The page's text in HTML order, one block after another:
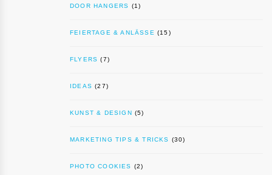
DOOR HANGERS (1)
FEIERTAGE & ANLÄSSE (15)
FLYERS (7)
IDEAS (27)
KUNST & DESIGN (5)
MARKETING TIPS & TRICKS (30)
PHOTO COOKIES (2)